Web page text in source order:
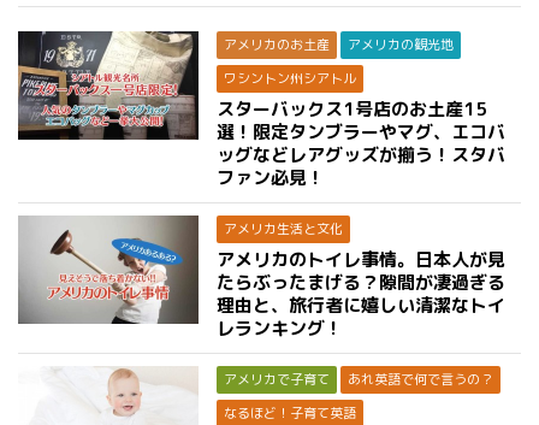
アメリカのお土産
アメリカの観光地
ワシントン州シアトル
スターバックス1号店のお土産15
選！限定タンブラーやマグ、エコバ
ッグなどレアグッズが揃う！スタバ
ファン必見！
アメリカ生活と文化
アメリカのトイレ事情。日本人が見
たらぶったまげる？隙間が凄過ぎる
理由と、旅行者に嬉しい清潔なトイ
レランキング！
アメリカで子育て
あれ英語で何で言うの？
なるほど！子育て英語